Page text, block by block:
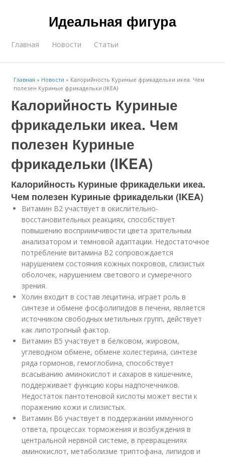
Идеальная фигура
Главная Новости Статьи
Главная » Новости » Калорийность Куриные фрикадельки икеа. Чем
полезен Куриные фрикадельки (IKEA)
Калорийность Куриные
фрикадельки икеа. Чем
полезен Куриные
фрикадельки (IKEA)
Калорийность Куриные фрикадельки икеа.
Чем полезен Куриные фрикадельки (IKEA)
Витамин В2 участвует в окислительно-
восстановительных реакциях, способствует
повышению восприимчивости цвета зрительным
анализатором и темновой адаптации. Недостаточное
потребление витамина В2 сопровождается
нарушением состояния кожных покровов, слизистых
оболочек, нарушением светового и сумеречного
зрения.
Холин входит в состав лецитина, играет роль в
синтезе и обмене фосфолипидов в печени, является
источником свободных метильных групп, действует
как липотропный фактор.
Витамин В5 участвует в белковом, жировом,
углеводном обмене, обмене холестерина, синтезе
ряда гормонов, гемоглобина, способствует
всасыванию аминокислот и сахаров в кишечнике,
поддерживает функцию коры надпочечников.
Недостаток пантотеновой кислоты может вести к
поражению кожи и слизистых.
Витамин В6 участвует в поддержании иммунного
ответа, процессах торможения и возбуждения в
центральной нервной системе, в превращениях
аминокислот, метаболизме триптофана, липидов и